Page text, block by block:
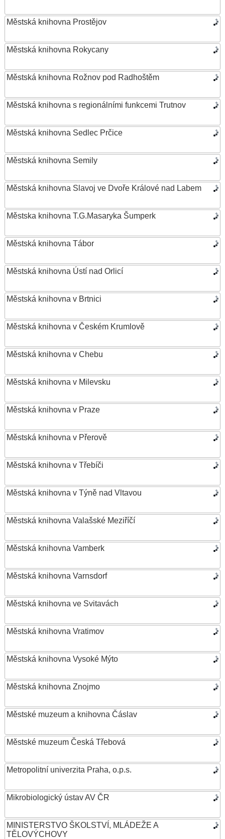
Městská knihovna Prostějov
Městská knihovna Rokycany
Městská knihovna Rožnov pod Radhoštěm
Městská knihovna s regionálními funkcemi Trutnov
Městská knihovna Sedlec Prčice
Městská knihovna Semily
Městská knihovna Slavoj ve Dvoře Králové nad Labem
Městska knihovna T.G.Masaryka Šumperk
Městská knihovna Tábor
Městská knihovna Ústí nad Orlicí
Městská knihovna v Brtnici
Městská knihovna v Českém Krumlově
Městská knihovna v Chebu
Městská knihovna v Milevsku
Městská knihovna v Praze
Městská knihovna v Přerově
Městská knihovna v Třebíči
Městská knihovna v Týně nad Vltavou
Městská knihovna Valašské Meziříčí
Městská knihovna Vamberk
Městská knihovna Varnsdorf
Městská knihovna ve Svitavách
Městská knihovna Vratimov
Městská knihovna Vysoké Mýto
Městská knihovna Znojmo
Městské muzeum a knihovna Čáslav
Městské muzeum Česká Třebová
Metropolitní univerzita Praha, o.p.s.
Mikrobiologický ústav AV ČR
MINISTERSTVO ŠKOLSTVÍ, MLÁDEŽE A
TĚLOVÝCHOVY